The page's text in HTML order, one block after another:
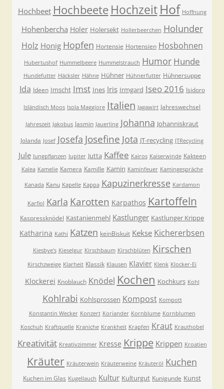
Hochbeet Hochbeete Hochzeit Hof Hoffnung
Hohenbercha Holer Holersekt Hollerbeerchen Holunder
Holz Honig Hopfen Hortensie Hortensien Hosbohnen
Hubertushof Hummelbeere Hummelstrauch Humor Hunde
Hundefutter Häcksler Hähne Hühner Hühnerfutter Hühnersuppe
Ida Ideen Imscht Imst Ines Iris Irmgard Iseo 2016 Isidoro
Isländisch Moos Isola Maggiore Italien Jagawirt Jahreswechsel
Jahreszeit Jakobus Jasmin Jauerling Johanna Johanniskraut
Jolanda Josef Josefa Josefine Jota JT-recycling JTRecycling
Jule Jungpflanzen Jupiter Jutta Kaffee Kairos Kaiserwinde Kakteen
Kalea Kamelie Kamera Kamille Kamin Kaminfeuer Kamingespräche
Kanada Kanu Kapelle Kappa Kapuzinerkresse Kardamon
Karfiol Karla Karotten Karpathos Kartoffeln
Kaspressknödel Kastanienmehl Kastlunger Kastlunger Krippe
Katharina Kathi Katzen keinBiskuit Kekse Kichererbsen
Kiesbye's Kieselgur Kirschbaum Kirschblüten Kirschen
Kirschzweige Klarheit Klassik Klausen Klavier Klenk Klocker-Ei
Klockerei Knoblauch Knödel Kochen Kochkurs Kohl
Kohlrabi Kohlsprossen Kompost Kompott
Konstantin Wecker Konzert Koriander Kornblume Kornblumen
Koschuh Kraftquelle Kraniche Krankheit Krapfen Kraut Krauthobel
Kreativität Kreativzimmer Kresse Krippe Krippen Kroatien
Kräuter Kräuterwein Kräuterweine Kräuteröl Kuchen
Kuchen im Glas Kugellauch Kultur Kulturgut Kunigunde Kunst